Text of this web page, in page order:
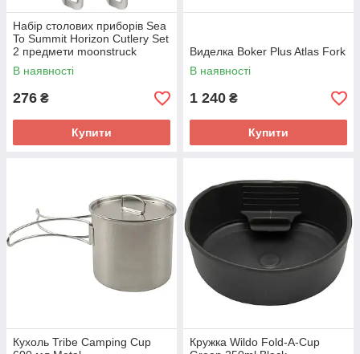
Набір столових приборів Sea
To Summit Horizon Cutlery Set
2 предмети moonstruck
В наявності
276 ₴
Купити
Виделка Boker Plus Atlas Fork
В наявності
1 240 ₴
Купити
Кухоль Tribe Camping Cup
Кружка Wildo Fold-A-Cup